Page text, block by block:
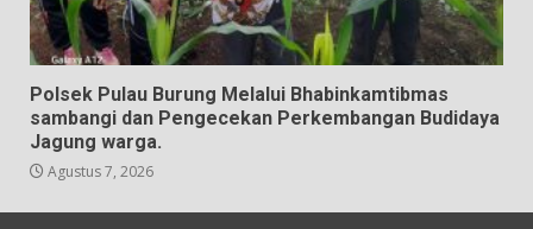
Polsek Pulau Burung Melalui Bhabinkamtibmas
sambangi dan Pengecekan Perkembangan Budidaya
Jagung warga.
Agustus 7, 2026